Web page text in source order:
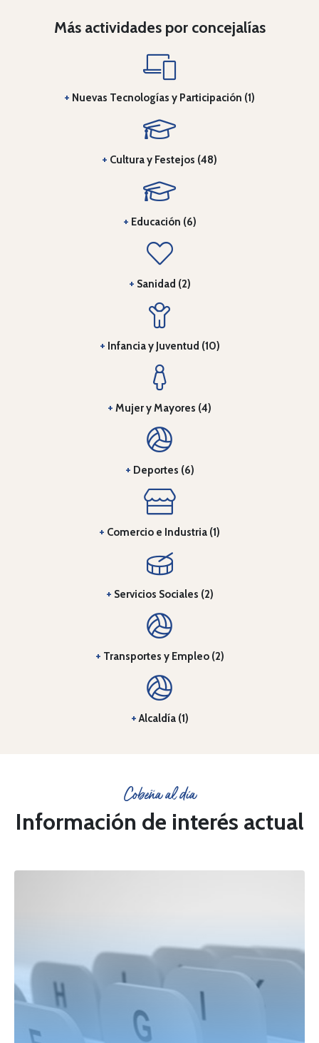
Más actividades por concejalías
+ Nuevas Tecnologías y Participación (1)
+ Cultura y Festejos (48)
+ Educación (6)
+ Sanidad (2)
+ Infancia y Juventud (10)
+ Mujer y Mayores (4)
+ Deportes (6)
+ Comercio e Industria (1)
+ Servicios Sociales (2)
+ Transportes y Empleo (2)
+Alcaldía (1)
Cobeña al día
Información de interés actual